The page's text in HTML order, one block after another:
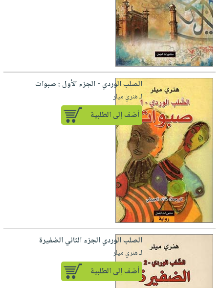
الصلب الوردي - الجزء الأول : صبوات
لـ هنري ميلر
أضف إلى الطلبية
الصلب الوردي الجزء الثاني الضفيرة
لـ هنري ميلر
أضف إلى الطلبية